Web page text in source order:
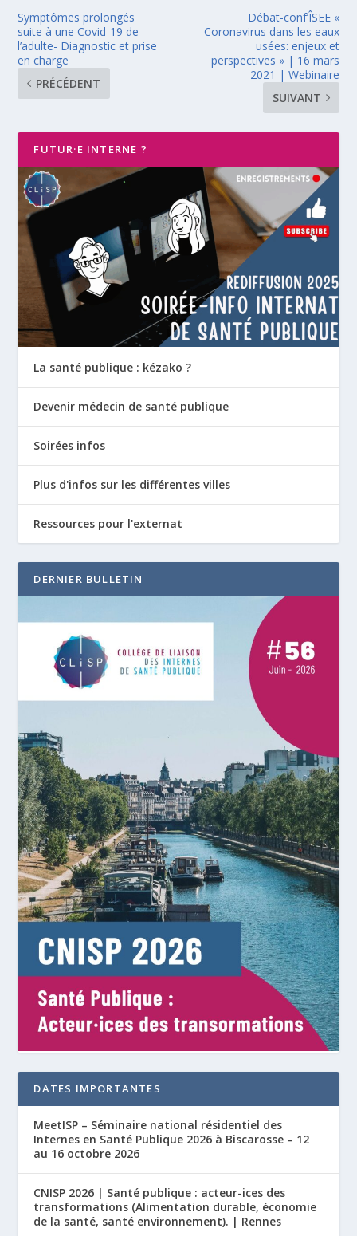
Symptômes prolongés
suite à une Covid-19 de
l’adulte- Diagnostic et prise
en charge
PRÉCÉDENT
Débat-conf’ÎSEE «
Coronavirus dans les eaux
usées: enjeux et
perspectives » | 16 mars
2021 | Webinaire
SUIVANT
FUTUR·E INTERNE ?
La santé publique : kézako ?
Devenir médecin de santé publique
Soirées infos
Plus d'infos sur les différentes villes
Ressources pour l'externat
DERNIER BULLETIN
DATES IMPORTANTES
MeetISP – Séminaire national résidentiel des
Internes en Santé Publique 2026 à Biscarosse – 12
au 16 octobre 2026
CNISP 2026 | Santé publique : acteur-ices des
transformations (Alimentation durable, économie
de la santé, santé environnement). | Rennes